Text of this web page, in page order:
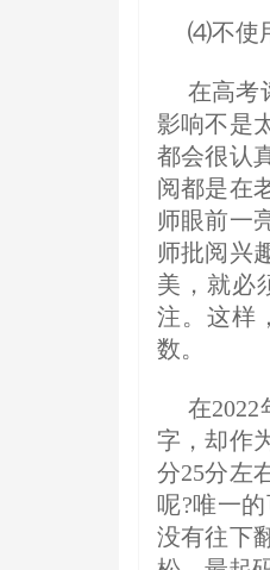
⑷不使
在高考
影响不是
都会很认
阅都是在
师眼前一
师批阅兴
美，就必
注。这样
数。
在
字，却作
分25分左
呢?唯一
没有往下